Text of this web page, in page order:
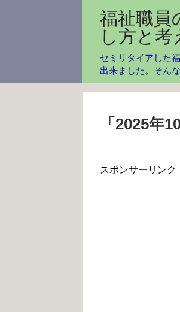
福祉職員
し方と考
セミリタイアした
出来ました。そん
「 2025年
スポンサーリンク